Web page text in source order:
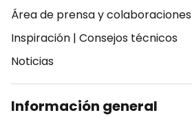
Área de prensa y colaboraciones
Inspiración | Consejos técnicos
Noticias
Información general